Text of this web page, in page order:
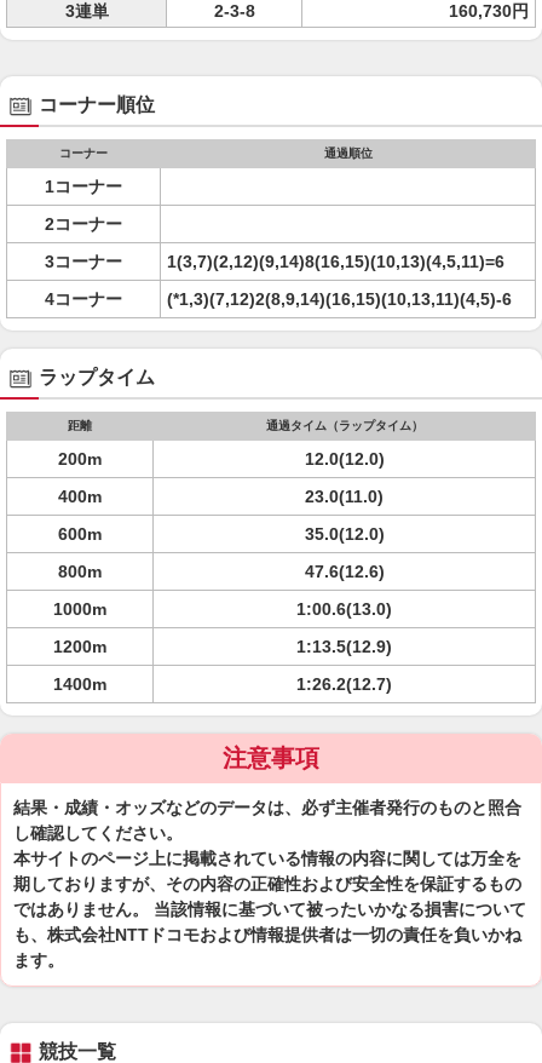
3連単
2-3-8 160,730円
コーナー順位
コーナー 通過順位
1コーナー
2コーナー
3コーナー
1(3,7)(2,12)(9,14)8(16,15)(10,13)(4,5,11)=6
4コーナー
(*1,3)(7,12)2(8,9,14)(16,15)(10,13,11)(4,5)-6
ラップタイム
距離 通過タイム（ラップタイム）
200m
12.0(12.0)
400m
23.0(11.0)
600m
35.0(12.0)
800m
47.6(12.6)
1000m
1:00.6(13.0)
1200m
1:13.5(12.9)
1400m
1:26.2(12.7)
注意事項
結果・成績・オッズなどのデータは、必ず主催者発行のものと照合
し確認してください。
本サイトのページ上に掲載されている情報の内容に関しては万全を
期しておりますが、その内容の正確性および安全性を保証するもの
ではありません。 当該情報に基づいて被ったいかなる損害について
も、株式会社NTTドコモおよび情報提供者は一切の責任を負いかね
ます。
競技一覧